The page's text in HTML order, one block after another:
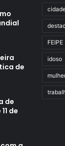
de
de
de
FEIPE
idoso